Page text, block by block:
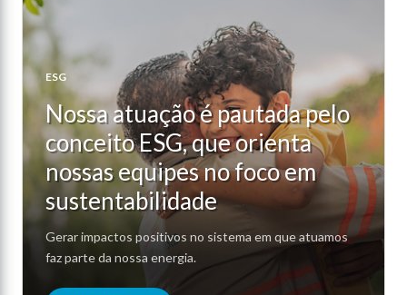
ESG
Nossa atuação é pautada pelo
conceito ESG, que orienta
nossas equipes no foco em
sustentabilidade
Gerar impactos positivos no sistema em que atuamos
faz parte da nossa energia.